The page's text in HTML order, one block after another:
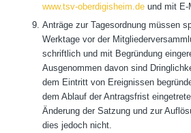
www.tsv-oberdigisheim.deund mit E-
Anträge zur Tagesordnung müssen
Werktage vor der
schriftlich und mit Begründung
Ausgenommen davon sind
dem Eintritt von Ereignissen
dem Ablauf der Antragsfrist
Änderung der Satzung und zur
dies jedoch nicht.